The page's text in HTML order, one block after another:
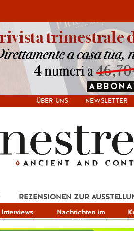
ÜBER UNS NEWSLETTER
Interviews
Nachrichten im
Fokus
REZENSIONEN ZUR